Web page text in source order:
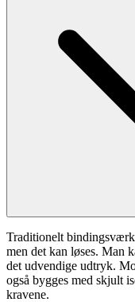
Traditionelt
men det kan løses. Man
det udvendige udtryk.
også bygges med skjult
kravene.